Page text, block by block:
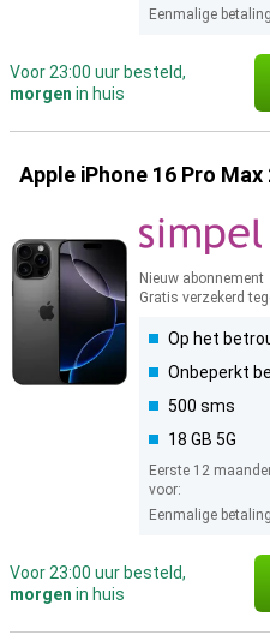
Eenmalige
Voor 23:00 uur besteld,
morgen in huis
Apple iPhone 16 Pro
Nieuw abonnement
Gratis verzekerd
Op het
Onbeperkt
500 sms
18 GB 5G
Eerste 12
voor:
Eenmalige
Voor 23:00 uur besteld,
morgen in huis